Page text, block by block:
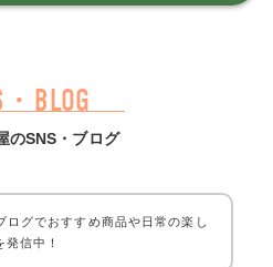
BLOG
のSNS・ブログ
ログでおすすめ商品や日常の楽し
発信中！